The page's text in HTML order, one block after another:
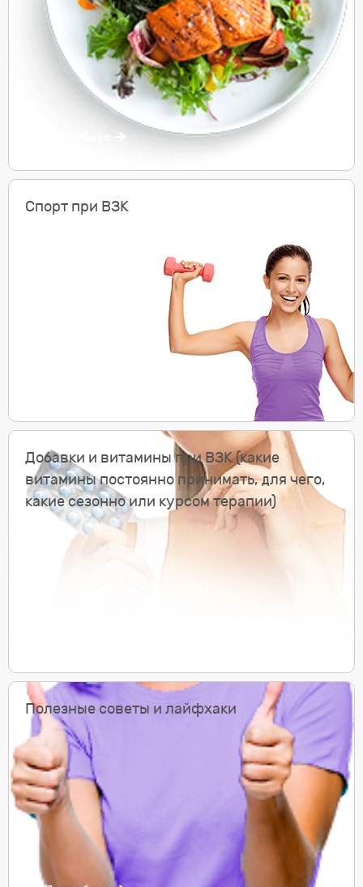
Спорт при ВЗК
Добавки и витамины при ВЗК (какие
витамины постоянно принимать, для чего,
какие сезонно или курсом терапии)
Полезные советы и лайфхаки